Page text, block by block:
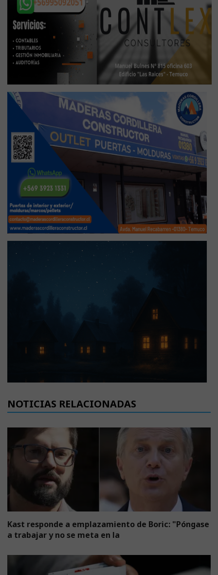
NOTICIAS RELACIONADAS
Kast responde a emplazamiento de Boric: "Póngase
a trabajar y no se meta en la